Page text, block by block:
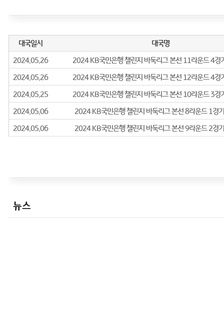
경력사항
- 2월 9일 입단(제10회 영재입단대회)
2019년
- 제7기 하찬석국수배 영재바둑대회 본선 16강
- 제3기 안동시 참저축은행배 프로아마오픈전
2020년
- 제5기 미래의 별 신예최강전 본선 8강
- 2020 조아바이톤 루키리그 출전
- 제6기 미래의 별 신예최강전 본선 8강
- 제2기 이붕배 신예 최고위전 본선 64강
뉴스